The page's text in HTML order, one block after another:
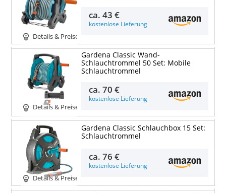
Details & Preise
ca.43 €
kostenlose Lieferung
Details & Preise
Gardena Classic Wand-
Schlauchtrommel 50 Set: Mobile
Schlauchtrommel
ca.70 €
kostenlose Lieferung
Details & Preise
Gardena Classic Schlauchbox 15 Set:
Schlauchtrommel
ca.76 €
kostenlose Lieferung